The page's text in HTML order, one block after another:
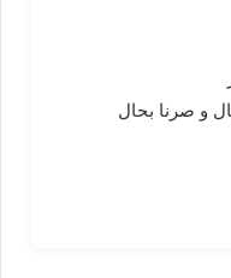
و صرنا بحال